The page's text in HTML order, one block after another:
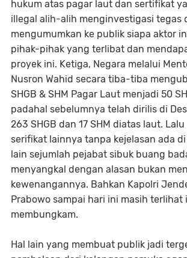
hukum atas pagar laut dan sertifikat
illegal alih-alih menginvestigasi tegas
mengumumkan ke publik siapa aktor
pihak-pihak yang terlibat dan
proyek ini. Ketiga, Negara melalui
Nusron Wahid secara tiba-tiba
SHGB & SHM Pagar Laut menjadi 50
padahal sebelumnya telah dirilis di
263 SHGB dan 17 SHM diatas laut.
serifikat lainnya tanpa kejelasan ada di
lain sejumlah pejabat sibuk buang
menyangkal dengan alasan bukan
kewenangannya. Bahkan Kapolri
Prabowo sampai hari ini masih terlihat
membungkam.
Hal lain yang membuat publik jadi